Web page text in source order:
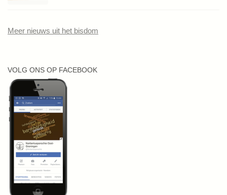
Meer nieuws uit het bisdom
VOLG ONS OP FACEBOOK